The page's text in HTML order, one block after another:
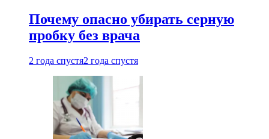
Почему опасно убирать серную
пробку без врача
2 года спустя2 года спустя